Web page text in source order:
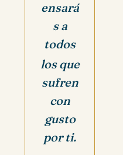
ensará
s a
todos
los que
sufren
con
gusto
por ti.